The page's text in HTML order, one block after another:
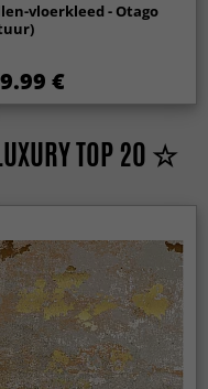
vloerkleed - Otago
€
TOP 20 ☆